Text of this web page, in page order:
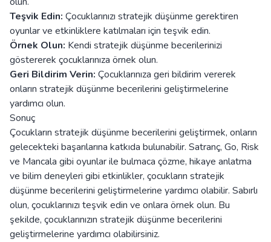
Teşvik Edin: Çocuklarınızı stratejik düşünme gerektiren
oyunlar ve etkinliklere katılmaları için teşvik edin.
Örnek Olun: Kendi stratejik düşünme becerilerinizi
göstererek çocuklarınıza örnek olun.
Geri Bildirim Verin: Çocuklarınıza geri bildirim vererek
onların stratejik düşünme becerilerini geliştirmelerine
yardımcı olun.
Sonuç
Çocukların stratejik düşünme becerilerini geliştirmek, onların
gelecekteki başarılarına katkıda bulunabilir. Satranç, Go, Risk
ve Mancala gibi oyunlar ile bulmaca çözme, hikaye anlatma
ve bilim deneyleri gibi etkinlikler, çocukların stratejik
düşünme becerilerini geliştirmelerine yardımcı olabilir. Sabırlı
olun, çocuklarınızı teşvik edin ve onlara örnek olun. Bu
şekilde, çocuklarınızın stratejik düşünme becerilerini
geliştirmelerine yardımcı olabilirsiniz.